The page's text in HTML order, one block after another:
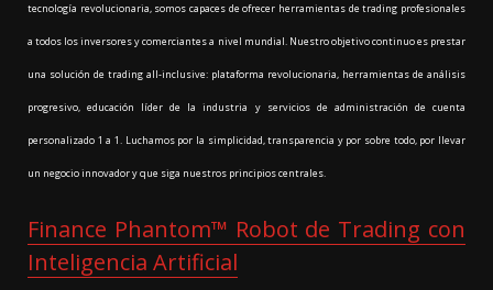
tecnología revolucionaria, somos capaces de ofrecer herramientas de trading profesionales
a todos los inversores y comerciantes a nivel mundial. Nuestro objetivo continuo es prestar
una solución de trading all-inclusive: plataforma revolucionaria, herramientas de análisis
progresivo, educación líder de la industria y servicios de administración de cuenta
personalizado 1 a 1. Luchamos por la simplicidad, transparencia y por sobre todo, por llevar
un negocio innovador y que siga nuestros principios centrales.
Finance Phantom™ Robot de Trading con
Inteligencia Artificial